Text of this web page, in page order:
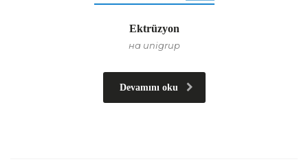
Ektrüzyon
на unigrup
Devamını oku